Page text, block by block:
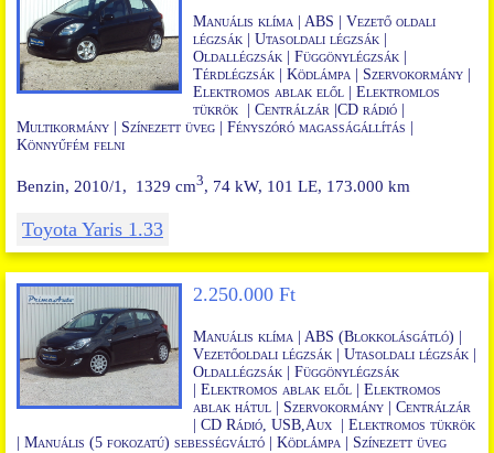
Manuális klíma | ABS
Vezető oldali
légzsák | Utasoldali légzsák |
Oldallégzsák
Függönylégzsák
Térdlégzsák
Ködlámpa
Szervokormány |
Elektromos ablak elől
Elektromlos
tükrök
Centrálzár | CD rádió |
Multikormány | Színezett üveg | Fényszóró magasságállítás
Könnyűfém felni
Benzin, 2010/1, 1329 cm3, 74 kW, 101 LE, 173.000 km
Toyota Yaris 1.33
2.250.000 Ft
Manuális klíma | ABS (Blokkolásgátló) |
Vezetőoldali légzsák | Utasoldali légzsák |
Oldallégzsák
Függönylégzsák
Elektromos ablak elől
Elektromos
ablak hátul
Szervokormány | Centrálzár
CD Rádió, USB,Aux
Elektromos tükrök
Manuális (5 fokozatú) sebességváltó | Ködlámpa Színezett üveg